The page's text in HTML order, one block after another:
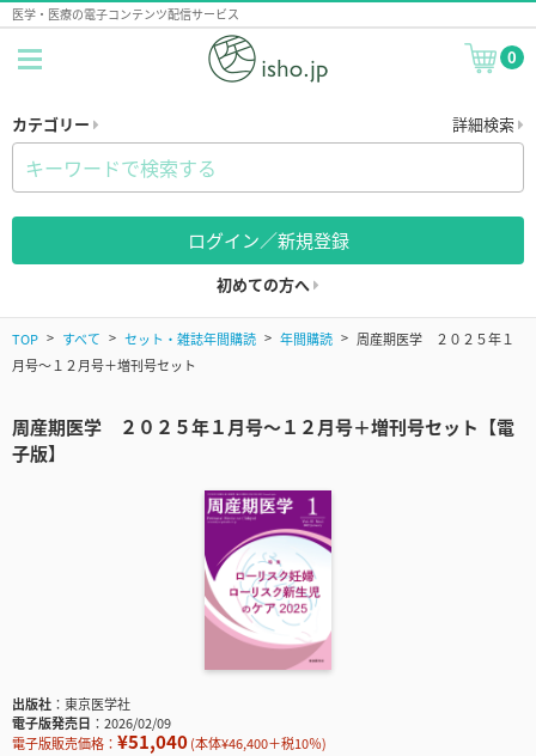
医学・医療の電子コンテンツ配信サービス
0
カテゴリー 詳細検索
ログイン／新規登録
初めての方へ
TOP すべて セット・雑誌年間購読 年間購読
周産期医学 ２０２５年１
月号～１２月号＋増刊号セット
周産期医学 ２０２５年１月号～１２月号＋増刊号セット【電
子版】
出版社
東京医学社
電子版発売日
2026/02/09
電子版販売価格： ¥51,040(本体¥46,400＋税10％)